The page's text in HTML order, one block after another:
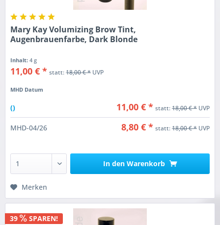
Mary Kay Volumizing Brow Tint,
Augenbrauenfarbe, Dark Blonde
Inhalt:4 g
11,00 € * statt:18,00 € *UVP
MHD Datum
() 11,00 € * statt:18,00 € * UVP
MHD-04/26 8,80 € * statt:18,00 € * UVP
In den Warenkorb
Merken
39 SPAREN!